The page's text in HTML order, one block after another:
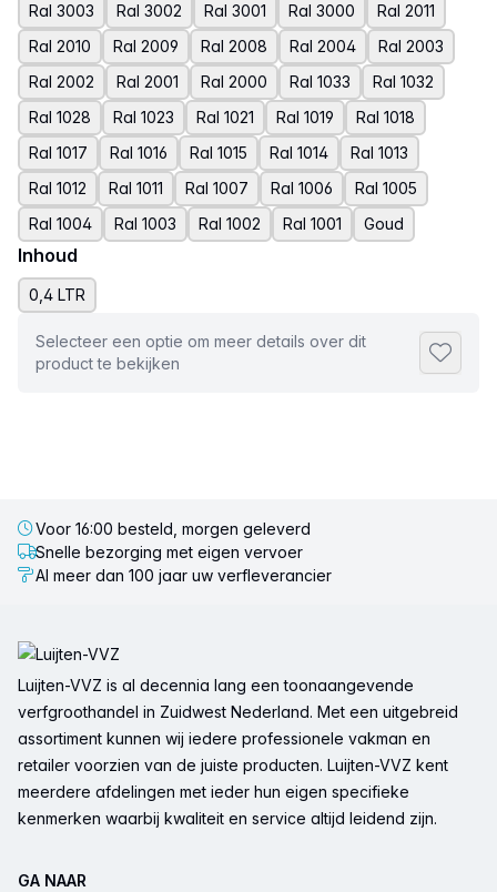
Ral 3003
Ral 3002 Ral 3001 Ral 3000
Ral 2011
Ral 2010
Ral 2009 Ral 2008 Ral 2004
Ral 2003
Ral 2002
Ral 2001 Ral 2000 Ral 1033
Ral 1032
Ral 1028
Ral 1023 Ral 1021 Ral 1019
Ral 1018
Ral 1017
Ral 1016 Ral 1015 Ral 1014
Ral 1013
Ral 1012
Ral 1011 Ral 1007 Ral 1006
Ral 1005
Ral 1004
Ral 1003 Ral 1002 Ral 1001 Goud
Inhoud
0,4 LTR
Selecteer een optie om meer details over dit
product te bekijken
Voor 16:00 besteld, morgen geleverd
Snelle bezorging met eigen vervoer
Al meer dan 100 jaar uw verfleverancier
Luijten-VVZ is al decennia lang een toonaangevende
verfgroothandel in Zuidwest Nederland. Met een uitgebreid
assortiment kunnen wij iedere professionele vakman en
retailer voorzien van de juiste producten. Luijten-VVZ kent
meerdere afdelingen met ieder hun eigen specifieke
kenmerken waarbij kwaliteit en service altijd leidend zijn.
GA NAAR